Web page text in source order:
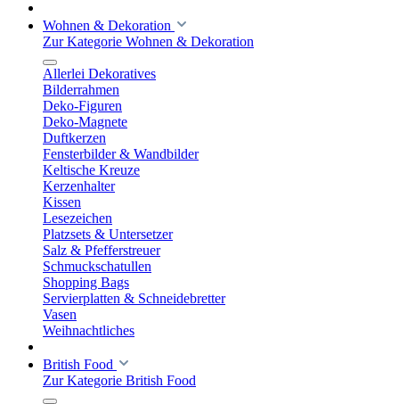
Wohnen & Dekoration
Zur Kategorie Wohnen & Dekoration
Allerlei Dekoratives
Bilderrahmen
Deko-Figuren
Deko-Magnete
Duftkerzen
Fensterbilder & Wandbilder
Keltische Kreuze
Kerzenhalter
Kissen
Lesezeichen
Platzsets & Untersetzer
Salz & Pfefferstreuer
Schmuckschatullen
Shopping Bags
Servierplatten & Schneidebretter
Vasen
Weihnachtliches
British Food
Zur Kategorie British Food